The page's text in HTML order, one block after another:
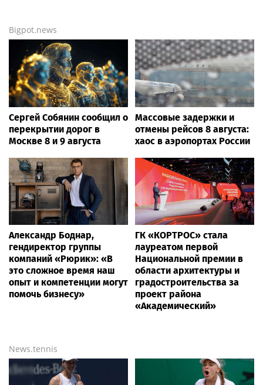
Bigpot.news
Сергей Собянин сообщил о
перекрытии дорог в
Москве 8 и 9 августа
Массовые задержки и
отмены рейсов 8 августа:
хаос в аэропортах России
Александр Боднар,
гендиректор группы
компаний «Рюрик»: «В
это сложное время наш
опыт и компетенции могут
помочь бизнесу»
ГК «КОРТРОС» стала
лауреатом первой
Национальной премии в
области архитектуры и
градостроительства за
проект района
«Академический»
News.tennis